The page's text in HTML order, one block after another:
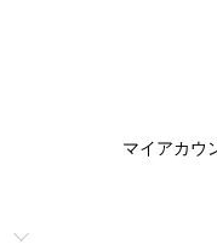
マイアカウ